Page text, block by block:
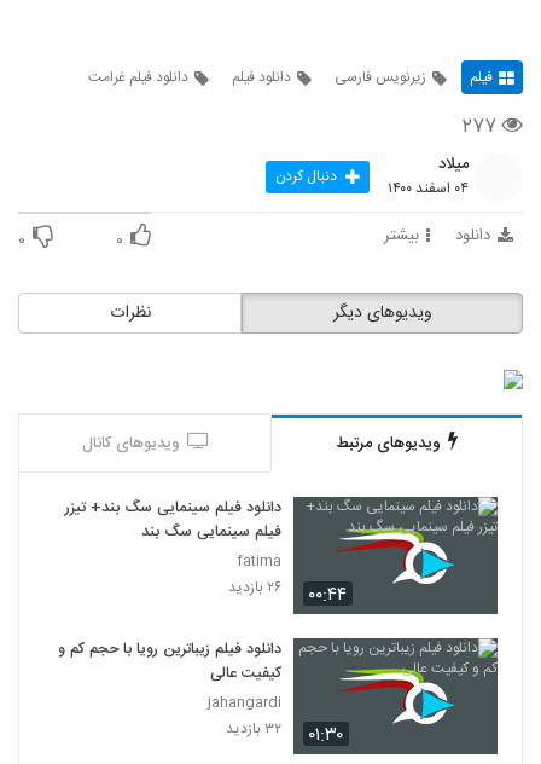
فیلم زیرنویس فارسی دانلود فیلم دانلود فیلم غرامت
۲۷۷
میلاد
۰۴ اسفند ۱۴۰۰ دنبال کردن
دانلود بیشتر ۰ ۰
نظرات ویدیوهای دیگر
ویدیوهای مرتبط ویدیوهای کانال
۰۰:۴۴
دانلود فیلم سینمایی سگ بند+ تیزر
فیلم سینمایی سگ بند
fatima
۲۶ بازدید
۰۱:۳۰
دانلود فیلم زیباترین رویا با حجم کم و
کیفیت عالی
jahangardi
۳۲ بازدید